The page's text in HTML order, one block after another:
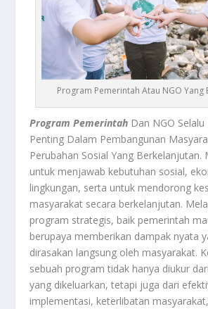
Program Pemerintah Atau NGO Yang
Program Pemerintah Dan NGO
Penting Dalam Pembangunan
Perubahan Sosial Yang Berkelanjutan.
untuk menjawab kebutuhan sosial,
lingkungan, serta untuk mendorong
masyarakat secara berkelanjutan.
program strategis, baik pemerintah
berupaya memberikan dampak nyata
dirasakan langsung oleh masyarakat.
sebuah program tidak hanya diukur
yang dikeluarkan, tetapi juga dari
implementasi, keterlibatan